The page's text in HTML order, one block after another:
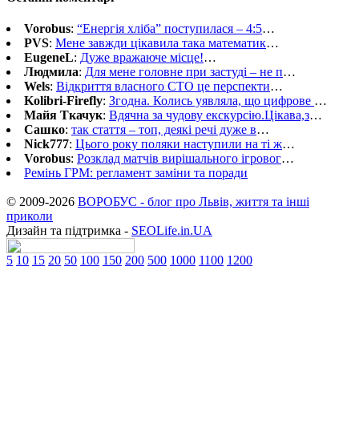
Vorobus: “Енергія хліба” поступилася – 4:5…
PVS: Мене завжди цікавила така математик…
EugeneL: Дуже вражаюче місце!…
Людмила: Для мене головне при застуді – не п…
Wels: Відкриття власного СТО це перспекти…
Kolibri-Firefly: Згодна. Колись уявляла, що цифрове …
Майя Ткачук: Вдячна за чудову екскурсію.Цікава,з…
Сашко: так стаття – топ, деякі речі дуже в…
Nick777: Цього року поляки наступили на ті ж…
Vorobus: Розклад матчів вирішального ігровог…
Ремінь ГРМ: регламент заміни та поради
© 2009-2026 ВОРОБУС - блог про Львів, життя та інші
приколи
Дизайн та підтримка - SEOLife.in.UA
5 10 15 20 50 100 150 200 500 1000 1100 1200